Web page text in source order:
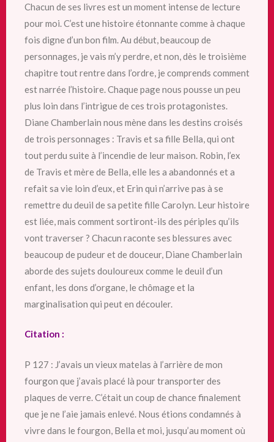
Chacun de ses livres est un moment intense de lecture
pour moi. C’est une histoire étonnante comme à chaque
fois digne d’un bon film. Au début, beaucoup de
personnages, je vais m’y perdre, et non, dès le troisième
chapitre tout rentre dans l’ordre, je comprends comment
est narrée l’histoire. Chaque page nous pousse un peu
plus loin dans l’intrigue de ces trois protagonistes.
Diane Chamberlain nous mène dans les destins croisés
de trois personnages : Travis et sa fille Bella, qui ont
tout perdu suite à l’incendie de leur maison. Robin, l’ex
de Travis et mère de Bella, elle les a abandonnés et a
refait sa vie loin d’eux, et Erin qui n’arrive pas à se
remettre du deuil de sa petite fille Carolyn. Leur histoire
est liée, mais comment sortiront-ils des périples qu’ils
vont traverser ? Chacun raconte ses blessures avec
beaucoup de pudeur et de douceur, Diane Chamberlain
aborde des sujets douloureux comme le deuil d’un
enfant, les dons d’organe, le chômage et la
marginalisation qui peut en découler.
Citation :
P 127 : J’avais un vieux matelas à l’arrière de mon
fourgon que j’avais placé là pour transporter des
plaques de verre. C’était un coup de chance finalement
que je ne l’aie jamais enlevé. Nous étions condamnés à
vivre dans le fourgon, Bella et moi, jusqu’au moment où